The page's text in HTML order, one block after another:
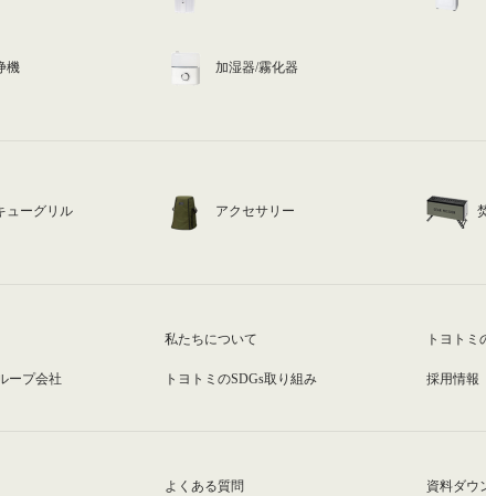
機 加湿器/霧化器
ューグリル アクセサリー
私たちについて トヨトミ
ープ会社 トヨトミのSDGs取り組み 採用情報
よくある質問 資料ダウ